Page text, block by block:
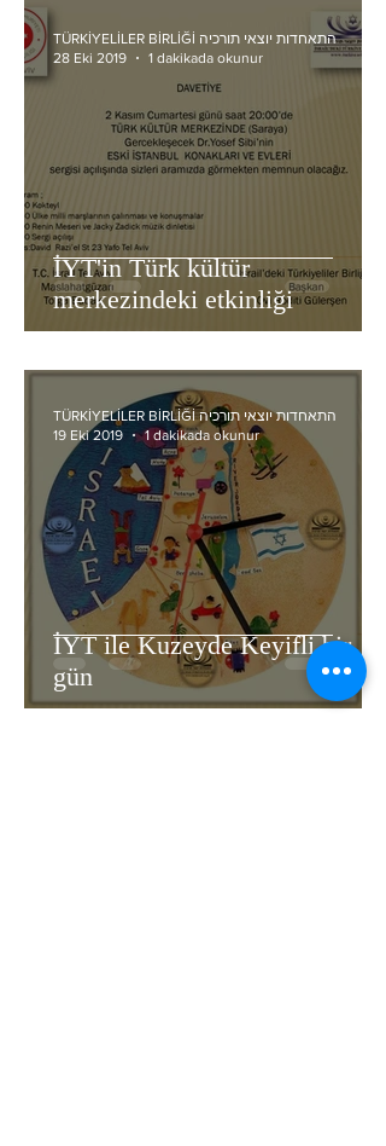
İYT'in Türk kültür
merkezindeki etkinliği
TÜRKİYELİLER BİRLİĞİ התאחדות יוצאי תורכיה
28 Eki 2019
1 dakikada okunur
İYT ile Kuzeyde Keyifli bir
gün
TÜRKİYELİLER BİRLİĞİ התאחדות יוצאי תורכיה
19 Eki 2019
1 dakikada okunur